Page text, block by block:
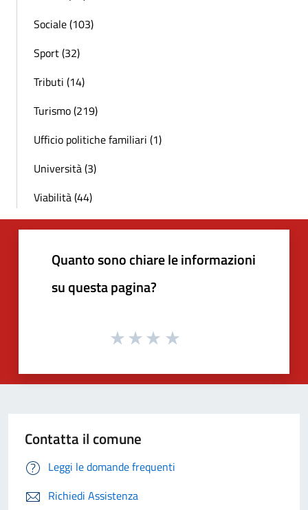
Sociale (103)
Sport (32)
Tributi (14)
Turismo (219)
Ufficio politiche familiari (1)
Università (3)
Viabilità (44)
Quanto sono chiare le informazioni
su questa pagina?
Contatta il comune
Leggi le domande frequenti
Richiedi Assistenza